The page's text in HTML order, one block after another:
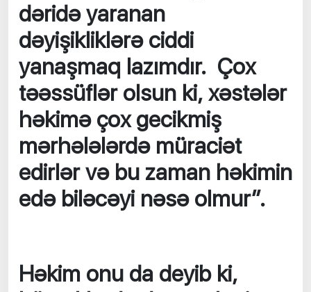
dəridə yaranan
dəyişikliklərə ciddi
yanaşmaq lazımdır. Çox
təəssüflər olsun ki, xəstələr
həkimə çox gecikmiş
mərhələlərdə müraciət
edirlər və bu zaman həkimin
edə biləcəyi nəsə olmur”.
Həkim onu da deyib ki,